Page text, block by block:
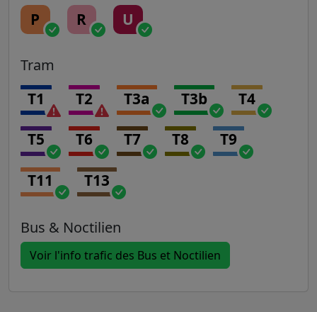
P R U
Tram
T1 T2 T3a T3b T4
T5 T6 T7 T8 T9
T11 T13
Bus & Noctilien
Voir l'info trafic des Bus et Noctilien